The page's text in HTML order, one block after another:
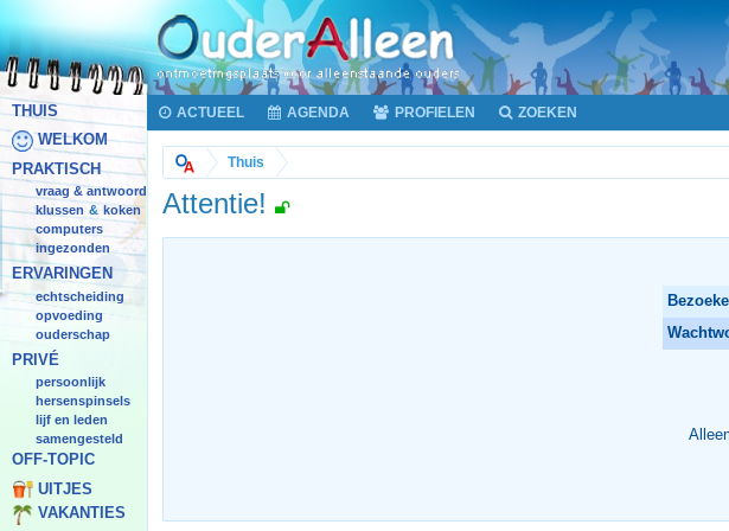
THUIS
WELKOM
PRAKTISCH
vraag & antwoord
klussen & koken
computers
ingezonden
ERVARINGEN
echtscheiding
opvoeding
ouderschap
PRIVÉ
persoonlijk
hersenspinsels
lijf en leden
samengesteld
OFF-TOPIC
UITJES
VAKANTIES
ACTUEEL AGENDA PROFIELEN ZOEKEN
Thuis
Attentie!